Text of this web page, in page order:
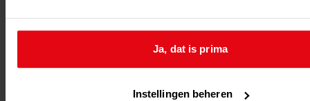
Ja, dat is prima
Instellingen beheren
2
4